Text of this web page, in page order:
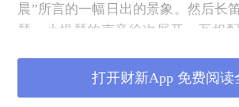
晨”所言的一幅日出的景象。然后长
琴、小提琴的声音徐次展开，互相
有激情，配合默契。曲毕，坐在我
然大喊一句：“Bravo！”响彻全场，
打开财新App 免费阅读